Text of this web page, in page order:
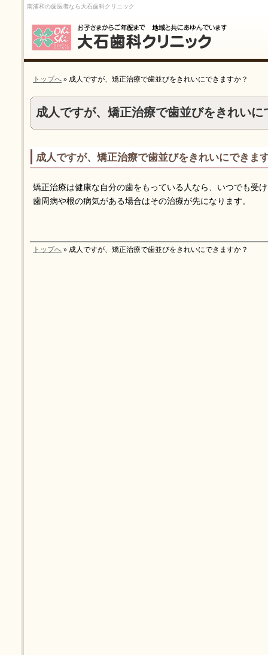
成人ですが、矯正治療で歯並びをきれいに
南浦和の歯医者なら大石歯科クリニック
トップへ » 成人ですが、矯正治療で歯並びをきれいにできますか？
成人ですが、矯正治療で歯並びをきれいにできま
矯正治療は健康な自分の歯をもっている人なら、いつでも受
歯周病や根の病気がある場合はその治療が先になります。
トップへ » 成人ですが、矯正治療で歯並びをきれいにできますか？